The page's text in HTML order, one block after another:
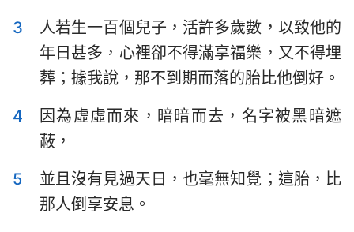
以賽亞書 耶利米書
耶利米哀歌 以西結書
但以理書 何西阿書
約珥書
俄巴底亞書 約拿書
3
人若生一百個兒子，活許多歲數，以致他的
年日甚多，心裡卻不得滿享福樂，又不得埋
葬；據我說，那不到期而落的胎比他倒好。
4
因為虛虛而來，暗暗而去，名字被黑暗遮
蔽，
5
並且沒有見過天日，也毫無知覺；這胎，比
那人倒享安息。